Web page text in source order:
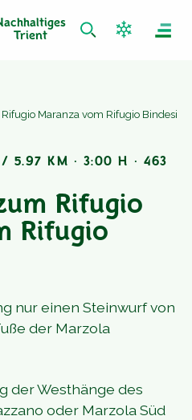
Trient
Maranza vom Rifugio Bindesi
Rifugio
Rifugio
/ 5.97 KM · 3:00 H · 463
nur einen Steinwurf von
der Marzola
der Westhänge des
oder Marzola Süd